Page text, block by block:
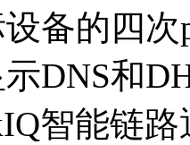
备的四
DNS和
智能链